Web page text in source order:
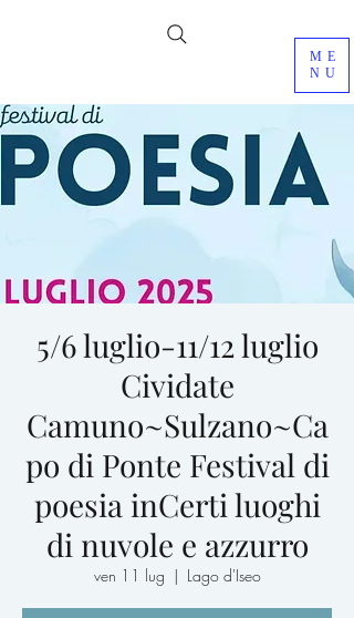
ME
NU
5/6 luglio-11/12 luglio
Cividate
Camuno~Sulzano~Ca
po di Ponte Festival di
poesia inCerti luoghi
di nuvole e azzurro
ven 11 lug
  |
Lago d'Iseo